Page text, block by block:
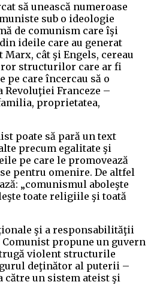
să unească numeroase
sub o ideologie
de comunism care îşi
ideile care au generat
Marx, cât şi Engels, cereau
structurilor care ar fi
pe care încercau să o
Revoluţiei Franceze –
proprietatea,
poate să pară un text
precum egalitate şi
pe care le promovează
pentru omenire. De altfel
„comunismul aboleşte
toate religiile şi toată
şi a responsabilităţii
propune un guvern
violent structurile
deţinător al puterii –
către un sistem ateist şi